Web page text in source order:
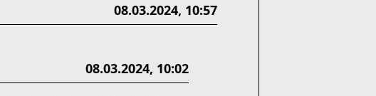
08.03.2024, 10:57
08.03.2024, 10:02